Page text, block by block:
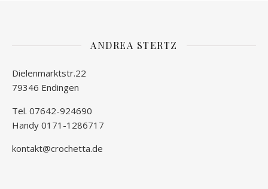
ANDREA STERTZ
Dielenmarktstr.22
79346 Endingen
Tel. 07642-924690
Handy 0171-1286717
kontakt@crochetta.de